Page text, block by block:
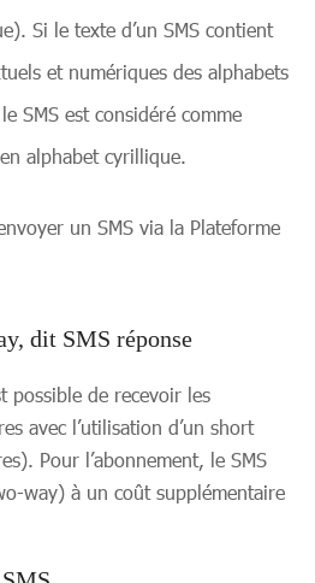
Si le texte d’un SMS contient
et numériques des alphabets
SMS est considéré comme
alphabet cyrillique.
un SMS via la Plateforme
dit SMS réponse
possible de recevoir les
avec l’utilisation d’un short
Pour l’abonnement, le SMS
way) à un coût supplémentaire